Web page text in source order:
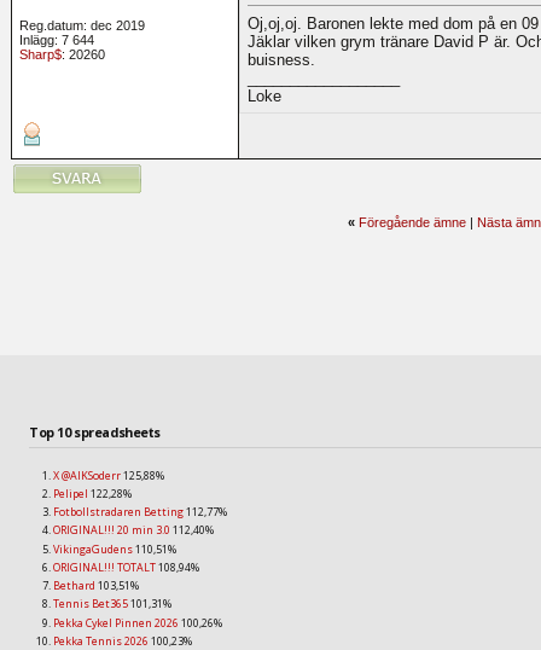
Reg.datum: dec 2019
Inlägg: 7 644
Sharp$: 20260
Oj,oj,oj. Baronen lekte med dom på en
Jäklar vilken grym tränare David P är.
buisness.
Loke
« Föregående ämne| Nästa
Top 10 spreadsheets
X @AIKSoderr125,88%
Pelipel 122,28%
Fotbollstradaren Betting112,77%
ORIGINAL!!! 20 min 3.0 112,40%
VikingaGudens110,51%
ORIGINAL!!! TOTALT108,94%
Bethard 103,51%
Tennis Bet365101,31%
Pekka Cykel Pinnen 2026 100,26%
Pekka Tennis 2026 100,23%